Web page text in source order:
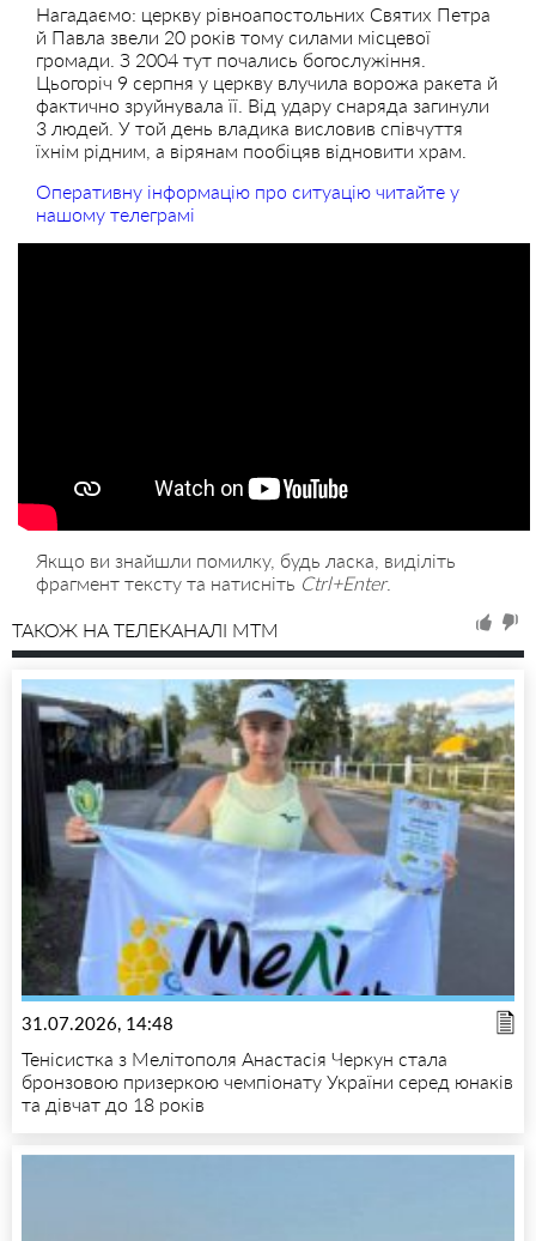
Нагадаємо: церкву рівноапостольних Святих Петра
й Павла звели 20 років тому силами місцевої
громади. З 2004 тут почались богослужіння.
Цьогоріч 9 серпня у церкву влучила ворожа ракета й
фактично зруйнувала її. Від удару снаряда загинули
3 людей. У той день владика висловив співчуття
їхнім рідним, а вірянам пообіцяв відновити храм.
Оперативну інформацію про ситуацію читайте у
нашому телеграмі
Якщо ви знайшли помилку, будь ласка, виділіть
фрагмент тексту та натисніть Ctrl+Enter.
ТАКОЖ НА ТЕЛЕКАНАЛІ MTM
31.07.2026, 14:48
Тенісистка з Мелітополя Анастасія Черкун стала
бронзовою призеркою чемпіонату України серед юнаків
та дівчат до 18 років